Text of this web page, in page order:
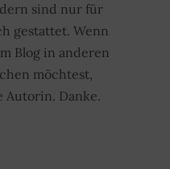
sind nur für
gestattet. Wenn
Blog in anderen
möchtest,
Danke.